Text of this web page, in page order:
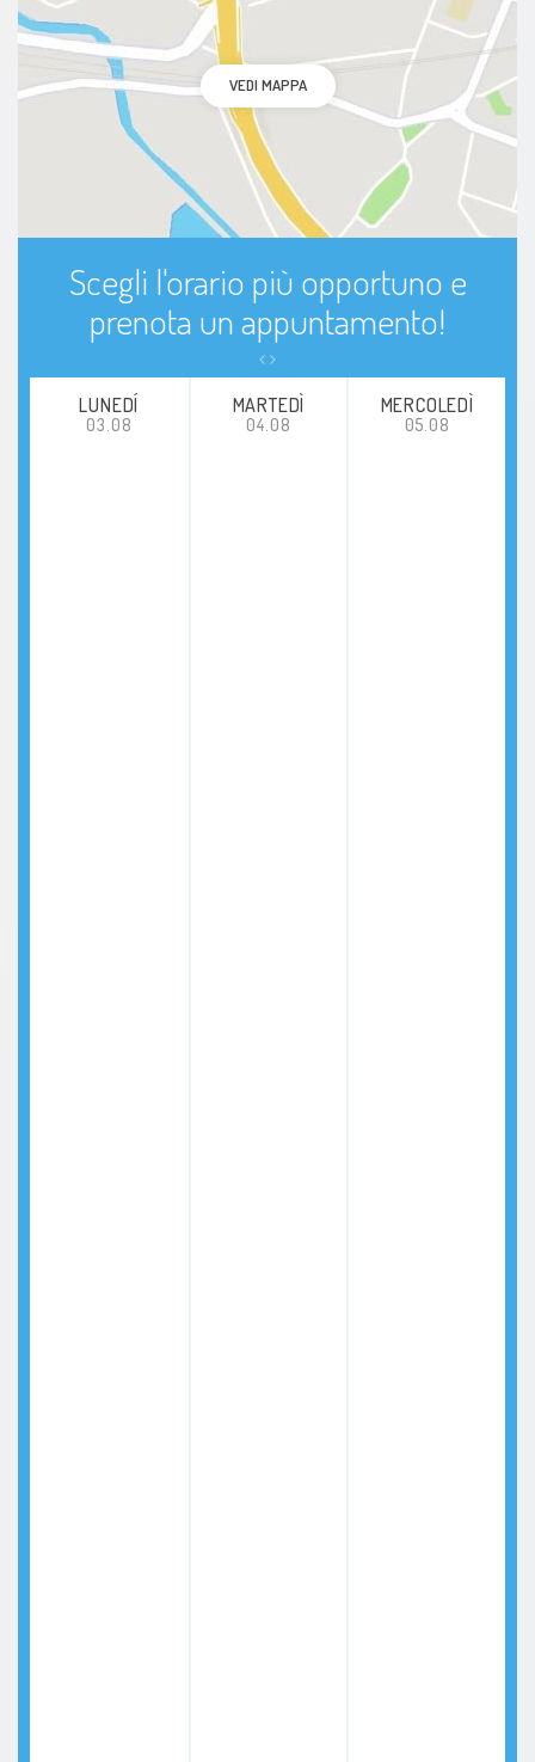
VEDI MAPPA
Scegli l'orario più opportuno e
prenota un appuntamento!
LUNEDÍ
03.08
MARTEDÌ
04.08
MERCOLEDÌ
05.08